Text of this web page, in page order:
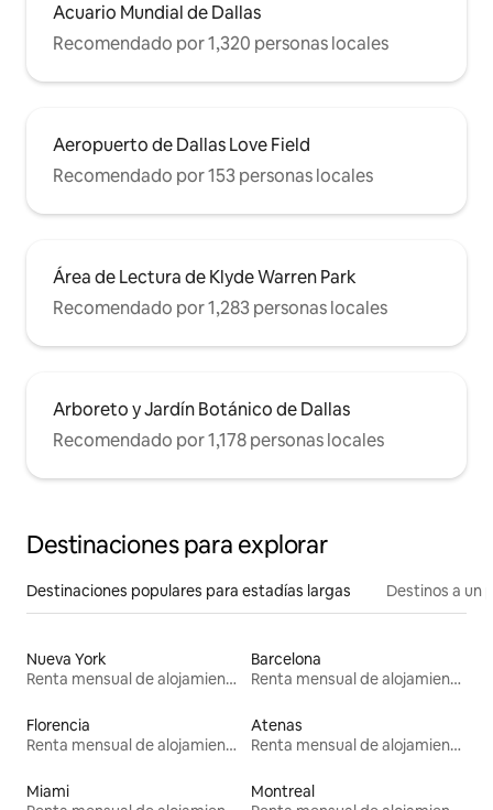
Acuario Mundial de Dallas
Recomendado por 1,320 personas locales
Aeropuerto de Dallas Love Field
Recomendado por 153 personas locales
Área de Lectura de Klyde Warren Park
Recomendado por 1,283 personas locales
Arboreto y Jardín Botánico de Dallas
Recomendado por 1,178 personas locales
Destinaciones para explorar
Destinaciones populares para estadías largas Destinos a un
Nueva York
Renta mensual de alojamientos
Barcelona
Renta mensual de alojamientos
Florencia
Renta mensual de alojamientos
Atenas
Renta mensual de alojamientos
Miami
Montreal